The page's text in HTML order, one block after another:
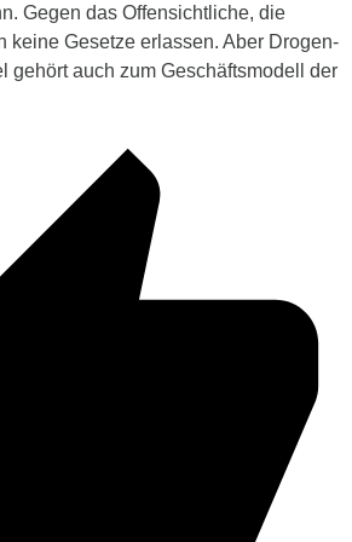
Gegen das Offensichtliche, die
keine Gesetze erlassen. Aber Drogen-
gehört auch zum Geschäftsmodell der